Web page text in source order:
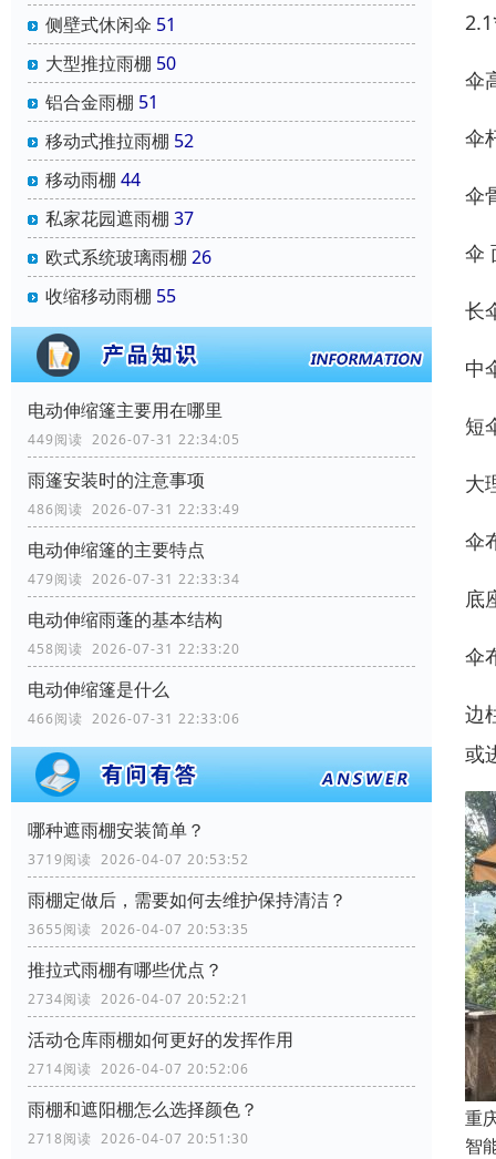
侧壁式休闲伞 51
大型推拉雨棚 50
铝合金雨棚 51
移动式推拉雨棚 52
移动雨棚 44
私家花园遮雨棚 37
欧式系统玻璃雨棚 26
收缩移动雨棚 55
电动伸缩篷主要用在哪里
449阅读 2026-07-31 22:34:05
雨篷安装时的注意事项
486阅读 2026-07-31 22:33:49
电动伸缩篷的主要特点
479阅读 2026-07-31 22:33:34
电动伸缩雨蓬的基本结构
458阅读 2026-07-31 22:33:20
电动伸缩篷是什么
466阅读 2026-07-31 22:33:06
哪种遮雨棚安装简单？
3719阅读 2026-04-07 20:53:52
雨棚定做后，需要如何去维护保持清洁？
3655阅读 2026-04-07 20:53:35
推拉式雨棚有哪些优点？
2734阅读 2026-04-07 20:52:21
活动仓库雨棚如何更好的发挥作用
2714阅读 2026-04-07 20:52:06
雨棚和遮阳棚怎么选择颜色？
2718阅读 2026-04-07 20:51:30
伞
伞
伞
伞
长
中
短
大
伞
底
伞
边
或
重
智